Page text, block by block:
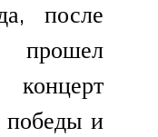
после
и